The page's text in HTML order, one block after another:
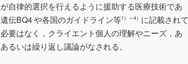
自律的選択を行えるように援助する医療技術であ
伝BQ4 や各国のガイドライン等1）～4） に記載されて
要はなく，クライエント個人の理解やニーズ，あ
るいは繰り返し議論がなされる。